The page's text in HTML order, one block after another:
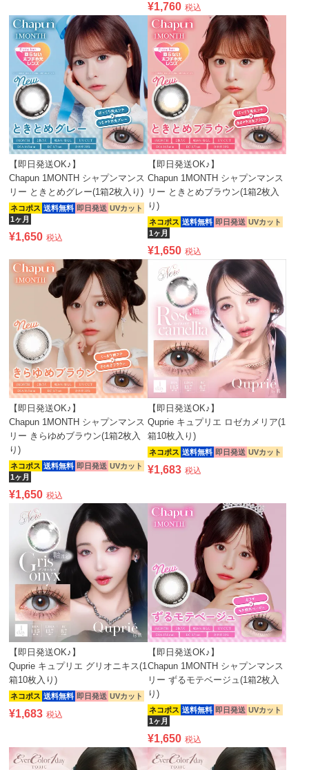
¥1,760 税込
【即日発送OK♪】
Chapun 1MONTH シャプンマンス
リー ときとめグレー(1箱2枚入り)
ネコポス 送料無料 即日発送 UVカット
1ヶ月
¥1,650 税込
【即日発送OK♪】
Chapun 1MONTH シャプンマンス
リー ときとめブラウン(1箱2枚入
り)
ネコポス 送料無料 即日発送 UVカット
1ヶ月
¥1,650 税込
【即日発送OK♪】
Chapun 1MONTH シャプンマンス
リー きらゆめブラウン(1箱2枚入
り)
ネコポス 送料無料 即日発送 UVカット
1ヶ月
¥1,650 税込
【即日発送OK♪】
Quprie キュプリエ ロゼカメリア(1
箱10枚入り)
ネコポス 送料無料 即日発送 UVカット
¥1,683 税込
【即日発送OK♪】
Quprie キュプリエ グリオニキス(1
箱10枚入り)
ネコポス 送料無料 即日発送 UVカット
¥1,683 税込
【即日発送OK♪】
Chapun 1MONTH シャプンマンス
リー ずるモテベージュ(1箱2枚入
り)
ネコポス 送料無料 即日発送 UVカット
1ヶ月
¥1,650 税込